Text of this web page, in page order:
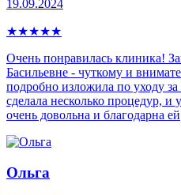
19.09.2024
★★★★★
Очень понравилась клиника!
Басильевне - чуткому и
подробно изложила по уходу
сделала несколько процедур, и
очень довольна и благодарна ей
Ольга